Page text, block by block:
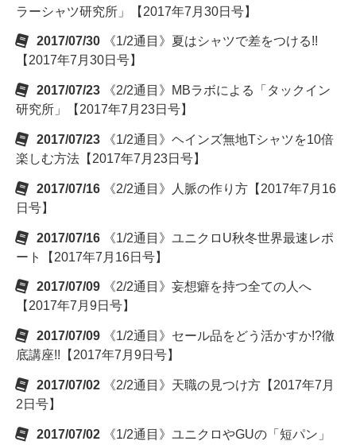
ラーシャツ研究所」【2017年7月30日号】
2017/07/30
《1/2通目》夏はシャツで差をつける!!
【2017年7月30日号】
2017/07/23
《2/2通目》MBラボによる「タックイン
研究所」【2017年7月23日号】
2017/07/23
《1/2通目》ヘインズ無地Tシャツを10倍
楽しむ方法【2017年7月23日号】
2017/07/16
《2/2通目》人脈の作り方【2017年7月16
日号】
2017/07/16
《1/2通目》ユニクロU秋冬世界最速レポ
ート【2017年7月16日号】
2017/07/09
《2/2通目》妄想癖を持つ全ての人へ
【2017年7月9日号】
2017/07/09
《1/2通目》セール品をどう活かすか!?徹
底講座!!【2017年7月9日号】
2017/07/02
《2/2通目》天職の見つけ方【2017年7月
2日号】
2017/07/02
《1/2通目》ユニクロやGUの「短パン」